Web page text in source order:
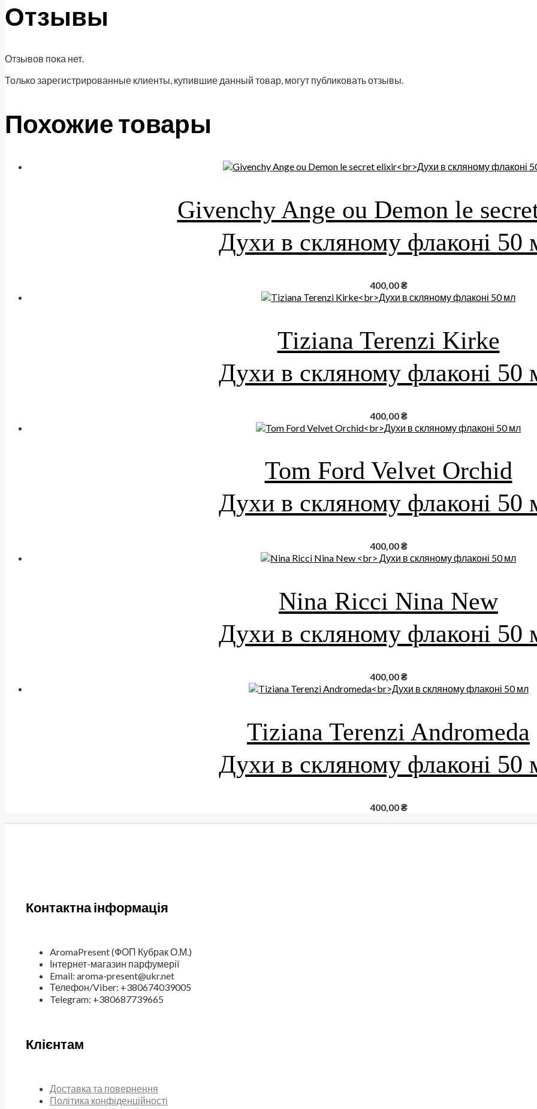
Отзывы
Отзывов пока нет.
Только зарегистрированные клиенты, купившие данный товар, могут публиковать отзывы.
Похожие товары
Givenchy Ange ou Demon le
Духи в скляному флаконі 50
400,00₴
Tiziana Terenzi Kirke
Духи в скляному флаконі 50
400,00₴
Tom Ford Velvet Orchid
Духи в скляному флаконі 50
400,00₴
Nina Ricci Nina New
Духи в скляному флаконі 50
400,00₴
Tiziana Terenzi Andromeda
Духи в скляному флаконі 50
400,00₴
Контактна інформація
AromaPresent (ФОП Кубрак О.М.)
Інтернет-магазин парфумерії
Email: aroma-present@ukr.net
Телефон/Viber: +380674039005
Telegram: +380687739665
Клієнтам
Доставка та повернення
Політика конфіденційності